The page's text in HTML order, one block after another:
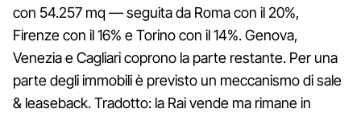
con 54.257 mq — seguita da Roma con il 20%,
Firenze con il 16% e Torino con il 14%. Genova,
Venezia e Cagliari coprono la parte restante. Per una
parte degli immobili è previsto un meccanismo di sale
& leaseback. Tradotto: la Rai vende ma rimane in